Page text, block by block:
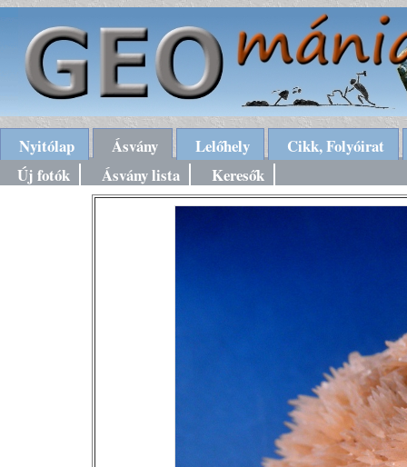
Nyitólap Ásvány Lelőhely
Cikk, Folyóirat
Új fotók
Ásvány lista Keresők